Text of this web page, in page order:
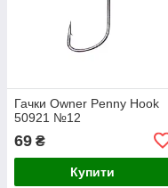
Гачки Owner Penny Hook
50921 №12
69 ₴
Купити